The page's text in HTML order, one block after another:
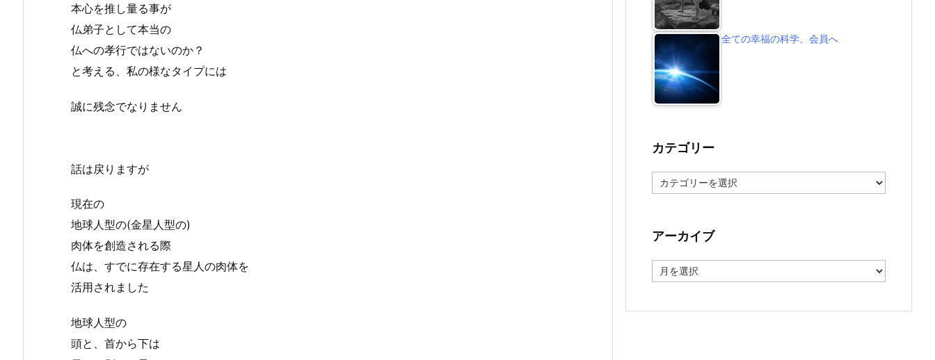
本心を推し量る事が
仏弟子として本当の
仏への孝行ではないのか？
と考える、私の様なタイプには
誠に残念でなりません
話は戻りますが
現在の
地球人型の(金星人型の)
肉体を創造される際
仏は、すでに存在する星人の肉体を
活用されました
地球人型の
頭と、首から下は
全ての幸福の科学、会員へ
カテゴリー
テ
ー
アーカイブ
ー